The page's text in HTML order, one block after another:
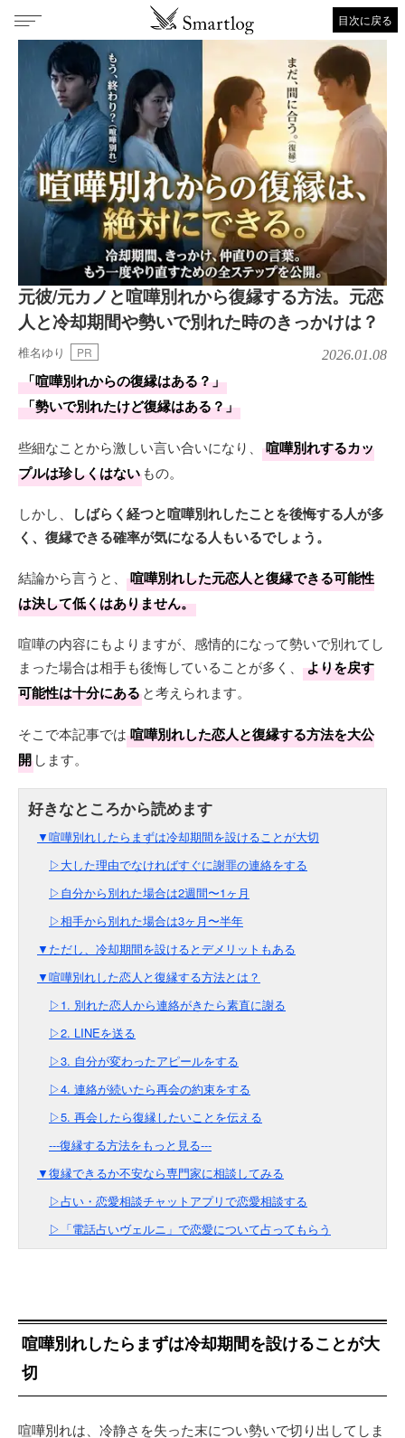
目次に戻る
元彼/元カノと喧嘩別れから復縁する方法。元恋
人と冷却期間や勢いで別れた時のきっかけは？
椎名ゆり PR 2026.01.08
「喧嘩別れからの復縁はある？」
「勢いで別れたけど復縁はある？」
些細なことから激しい言い合いになり、
喧嘩別れするカッ
プルは珍しくはない もの。
しかし、
しばらく経つと喧嘩別れしたことを後悔する人が多
く、復縁できる確率が気になる人もいるでしょう。
結論から言うと、
喧嘩別れした元恋人と復縁できる可能性
は決して低くはありません。
喧嘩の内容にもよりますが、感情的になって勢いで別れてし
まった場合は相手も後悔していることが多く、
よりを戻す
可能性は十分にあると考えられます。
そこで本記事では 喧嘩別れした恋人と復縁する方法を大公
開 します。
▼喧嘩別れしたらまずは冷却期間を設けることが大切
▷大した理由でなければすぐに謝罪の連絡をする
▷自分から別れた場合は2週間〜1ヶ月
▷相手から別れた場合は3ヶ月〜半年
▼ただし、冷却期間を設けるとデメリットもある
▼喧嘩別れした恋人と復縁する方法とは？
▷1. 別れた恋人から連絡がきたら素直に謝る
▷2. LINEを送る
▷3. 自分が変わったアピールをする
▷4. 連絡が続いたら再会の約束をする
▷5. 再会したら復縁したいことを伝える
---復縁する方法をもっと見る---
▼復縁できるか不安なら専門家に相談してみる
▷占い・恋愛相談チャットアプリで恋愛相談する
▷「電話占いヴェルニ」で恋愛について占ってもらう
喧嘩別れしたらまずは冷却期間を設けることが大
切
喧嘩別れは、冷静さを失った末につい勢いで切り出してしま